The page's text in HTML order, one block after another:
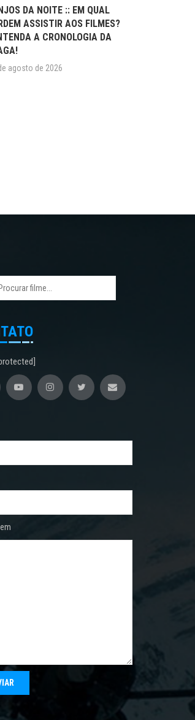
DA NOITE :: EM QUAL
ASSISTIR AOS FILMES?
A CRONOLOGIA DA
agosto de 2026